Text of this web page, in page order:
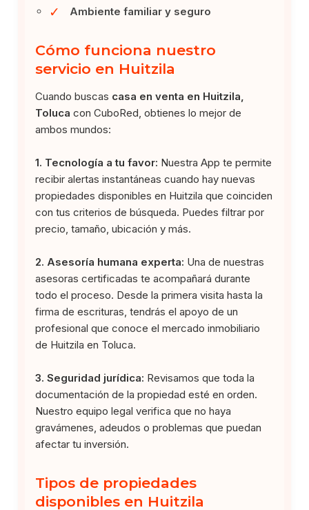
✓ Ambiente familiar y seguro
Cómo funciona nuestro
servicio en Huitzila
Cuando buscas casa en venta en Huitzila,
Toluca con CuboRed, obtienes lo mejor de
ambos mundos:
1. Tecnología a tu favor: Nuestra App te permite
recibir alertas instantáneas cuando hay nuevas
propiedades disponibles en Huitzila que coinciden
con tus criterios de búsqueda. Puedes filtrar por
precio, tamaño, ubicación y más.
2. Asesoría humana experta: Una de nuestras
asesoras certificadas te acompañará durante
todo el proceso. Desde la primera visita hasta la
firma de escrituras, tendrás el apoyo de un
profesional que conoce el mercado inmobiliario
de Huitzila en Toluca.
3. Seguridad jurídica: Revisamos que toda la
documentación de la propiedad esté en orden.
Nuestro equipo legal verifica que no haya
gravámenes, adeudos o problemas que puedan
afectar tu inversión.
Tipos de propiedades
disponibles en Huitzila